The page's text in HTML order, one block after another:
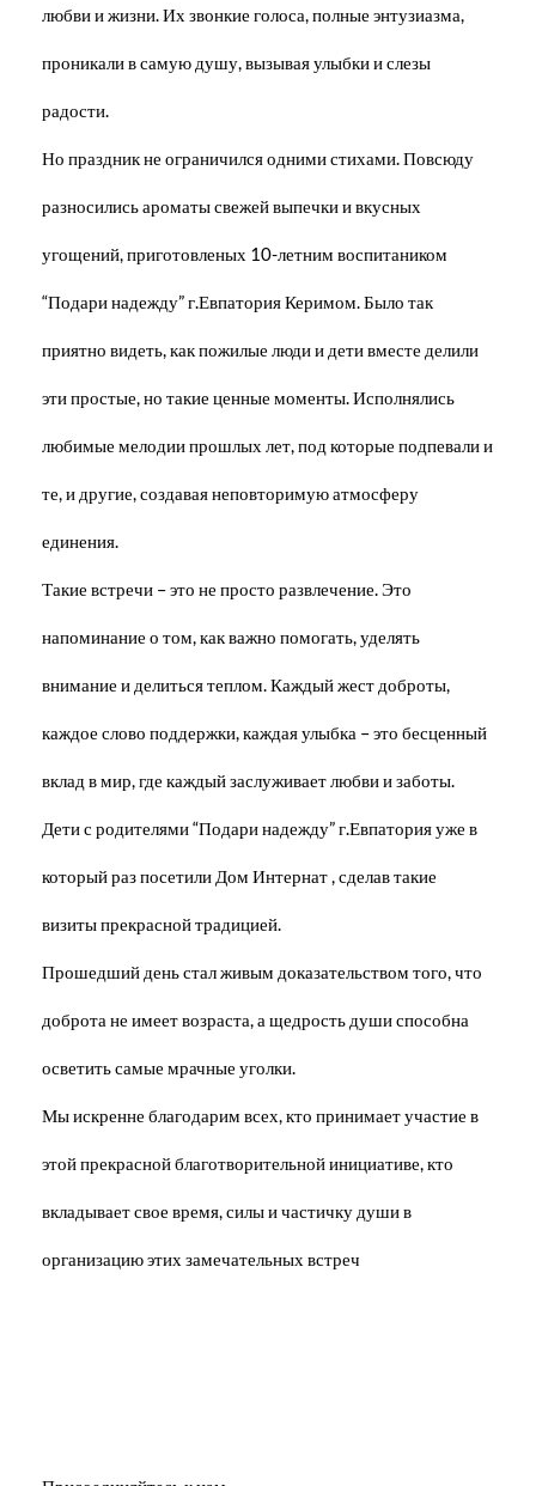
любви и жизни. Их звонкие голоса, полные энтузиазма,
проникали в самую душу, вызывая улыбки и слезы
радости.
Но праздник не ограничился одними стихами. Повсюду
разносились ароматы свежей выпечки и вкусных
угощений, приготовленых 10-летним воспитаником
“Подари надежду” г.Евпатория Керимом. Было так
приятно видеть, как пожилые люди и дети вместе делили
эти простые, но такие ценные моменты. Исполнялись
любимые мелодии прошлых лет, под которые подпевали и
те, и другие, создавая неповторимую атмосферу
единения.
Такие встречи – это не просто развлечение. Это
напоминание о том, как важно помогать, уделять
внимание и делиться теплом. Каждый жест доброты,
каждое слово поддержки, каждая улыбка – это бесценный
вклад в мир, где каждый заслуживает любви и заботы.
Дети с родителями “Подари надежду” г.Евпатория уже в
который раз посетили Дом Интернат , сделав такие
визиты прекрасной традицией.
Прошедший день стал живым доказательством того, что
доброта не имеет возраста, а щедрость души способна
осветить самые мрачные уголки.
Мы искренне благодарим всех, кто принимает участие в
этой прекрасной благотворительной инициативе, кто
вкладывает свое время, силы и частичку души в
организацию этих замечательных встреч